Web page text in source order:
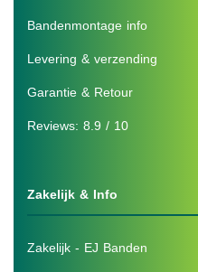
Bandenmontage info
Levering & verzending
Garantie & Retour
Reviews: 8.9 / 10
Zakelijk & Info
Zakelijk - EJ Banden